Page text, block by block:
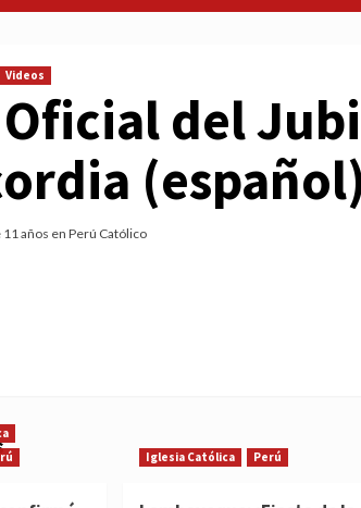
Videos
del
(español)
11 años en Perú Católico
Iglesia Católica Perú